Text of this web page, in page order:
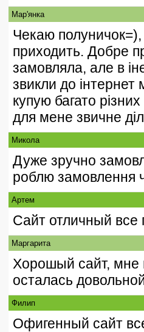
Мар'янка
Чекаю
приходить. Добре
замовляла, але в
звикли до інтернет
купую багато
для мене звичне
Микола
Дуже зручно
роблю замовлення
Артем
Сайт отличный
Маргарита
Хорошый сайт, мне
осталась
Филип
Офигенный сайт